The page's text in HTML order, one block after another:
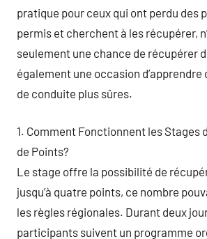
pratique pour ceux qui ont perdu des
permis et cherchent à les récupérer,
seulement une chance de récupérer
également une occasion
de conduite plus sûres.
1. Comment Fonctionnent les Stages
de Points?
Le stage offre la possibilité de
jusqu’à quatre points, ce nombre
les règles régionales. Durant deux
participants suivent un programme